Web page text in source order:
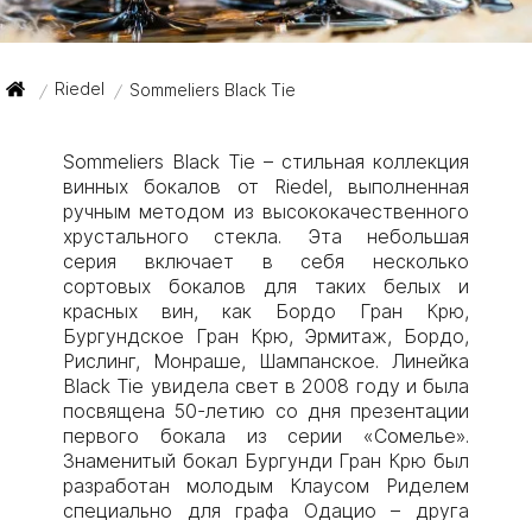
/ Riedel / Sommeliers Black Tie
Sommeliers Black Tie – стильная коллекция
винных бокалов от Riedel, выполненная
ручным методом из высококачественного
хрустального стекла. Эта небольшая
серия включает в себя несколько
сортовых бокалов для таких белых и
красных вин, как Бордо Гран Крю,
Бургундское Гран Крю, Эрмитаж, Бордо,
Рислинг, Монраше, Шампанское. Линейка
Black Tie увидела свет в 2008 году и была
посвящена 50-летию со дня презентации
первого бокала из серии «Сомелье».
Знаменитый бокал Бургунди Гран Крю был
разработан молодым Клаусом Риделем
специально для графа Одацио – друга